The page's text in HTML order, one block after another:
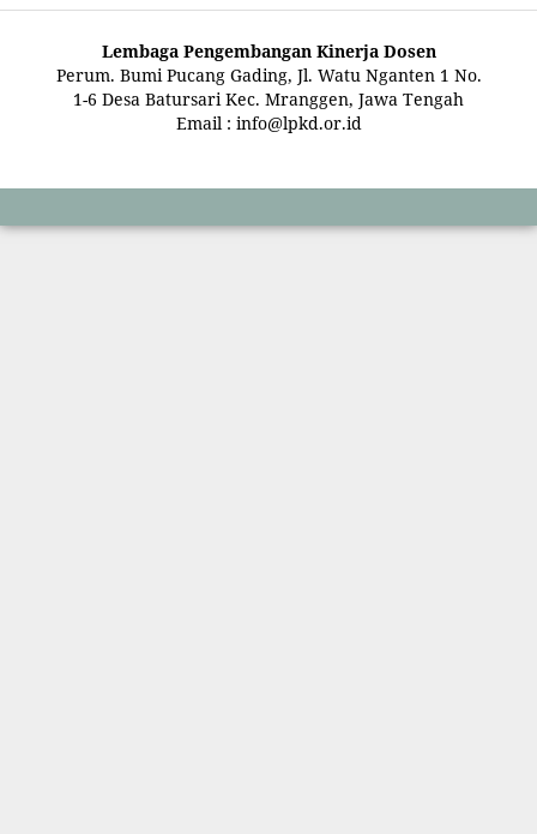
Lembaga Pengembangan Kinerja Dosen
Perum. Bumi Pucang Gading, Jl. Watu Nganten 1 No.
1-6 Desa Batursari Kec. Mranggen, Jawa Tengah
Email : info@lpkd.or.id